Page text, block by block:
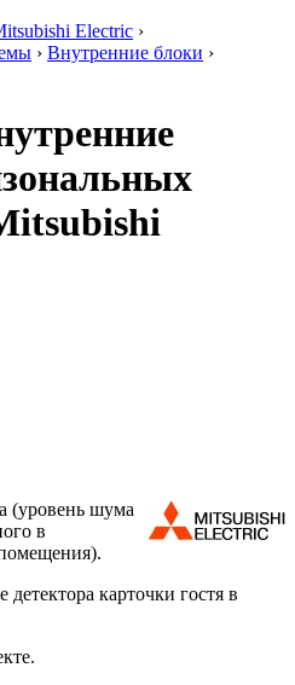
Electric ›
› Внутренние блоки ›
(уровень шума
в
карточки гостя в